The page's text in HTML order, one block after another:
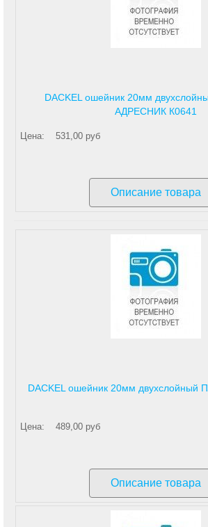
DACKEL ошейник 20мм
АДРЕСНИК К0641
Цена: 531,00 руб
Описание товара
DACKEL ошейник 20мм
Цена: 489,00 руб
Описание товара